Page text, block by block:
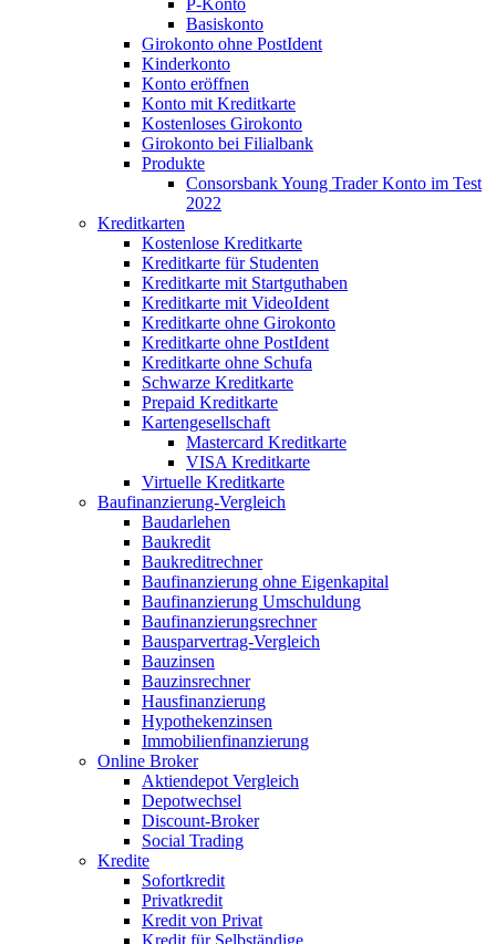
P-Konto
Basiskonto
Girokonto ohne PostIdent
Kinderkonto
Konto eröffnen
Konto mit Kreditkarte
Kostenloses Girokonto
Girokonto bei Filialbank
Produkte
Consorsbank Young Trader Konto im Test
2022
Kreditkarten
Kostenlose Kreditkarte
Kreditkarte für Studenten
Kreditkarte mit Startguthaben
Kreditkarte mit VideoIdent
Kreditkarte ohne Girokonto
Kreditkarte ohne PostIdent
Kreditkarte ohne Schufa
Schwarze Kreditkarte
Prepaid Kreditkarte
Kartengesellschaft
Mastercard Kreditkarte
VISA Kreditkarte
Virtuelle Kreditkarte
Baufinanzierung-Vergleich
Baudarlehen
Baukredit
Baukreditrechner
Baufinanzierung ohne Eigenkapital
Baufinanzierung Umschuldung
Baufinanzierungsrechner
Bausparvertrag-Vergleich
Bauzinsen
Bauzinsrechner
Hausfinanzierung
Hypothekenzinsen
Immobilienfinanzierung
Online Broker
Aktiendepot Vergleich
Depotwechsel
Discount-Broker
Social Trading
Kredite
Sofortkredit
Privatkredit
Kredit von Privat
Kredit für Selbständige